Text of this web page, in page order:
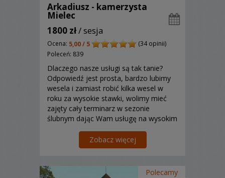
Arkadiusz - kamerzysta
Mielec
1800 zł/ sesja
Ocena: 5,00 / 5
(34 opinii)
Poleceń: 839
Dlaczego nasze usługi są tak tanie?
Odpowiedź jest prosta, bardzo lubimy
wesela i zamiast robić kilka wesel w
roku za wysokie stawki, wolimy mieć
zajęty cały terminarz w sezonie
ślubnym dając Wam usługę na wysokim
Zobacz więcej
Polecamy